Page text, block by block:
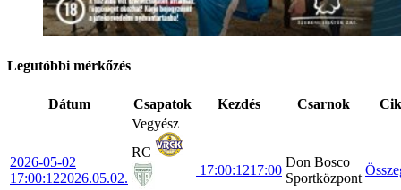
Legutóbbi mérkőzés
Dátum Csapatok Kezdés Csarnok
2026-05-02
17:00:122026.05.02.
Vegyész
RC
17:00:1217:00
Don Bosco
Sportközpont